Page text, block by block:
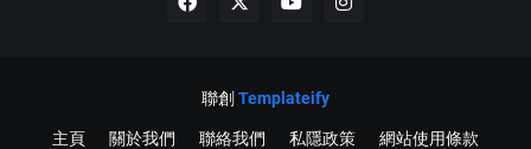
聯創 Templateify
主頁 關於我們 聯絡我們 私隱政策 網站使用條款